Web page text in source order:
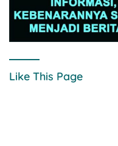
Like This Page